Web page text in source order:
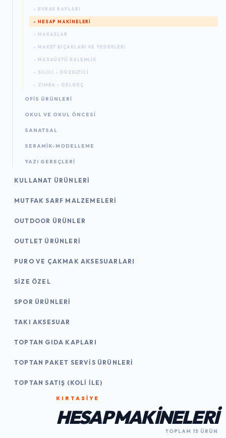
- EVRAK RAFLARI
- HESAP MAKINELERI
- MAKASLAR
- MAKET BIÇAKLARI VE YEDEKLERI
- MASAÜSTÜ KALEMLIK
- SILICI - DÜZELTICI
- ZIMBA - DELGEÇ
OFIS ÜRÜNLERI
OKUL VE OKUL ÖNCESİ
SANATSAL
SERAMİK-MODELLEME
YAZI GEREÇLERI
KULLANAT ÜRÜNLERI
MUTFAK SARF MALZEMELERI
OUTDOOR ÜRÜNLER
OUTLET ÜRÜNLERI
PURO VE ÇAKMAK AKSESUARLARI
SIZE ÖZEL
SPOR ÜRÜNLERI
TAKI AKSESUAR
TOPTAN GIDA KAPLARI
TOPTAN PAKET SERVIS ÜRÜNLERI
TOPTAN SATIŞ (KOLI İLE)
KIRTASİYE
HESAP MAKINELERI
TOPLAM 15 ÜRÜN